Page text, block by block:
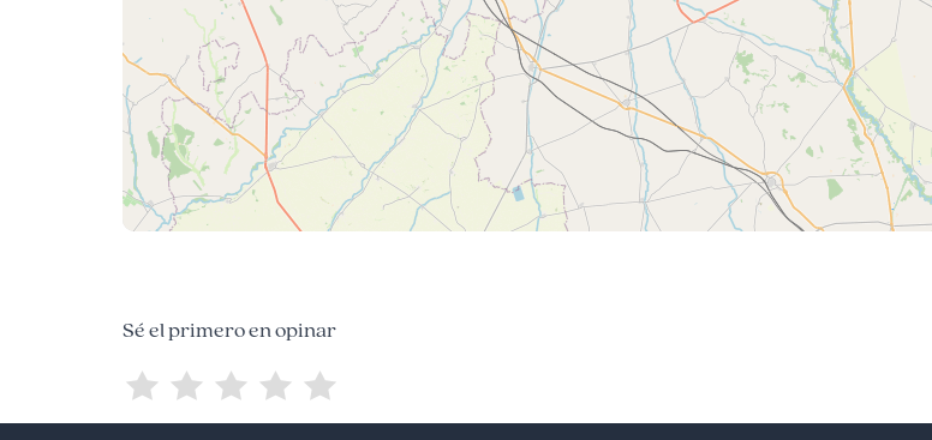
Sé el primero en opinar